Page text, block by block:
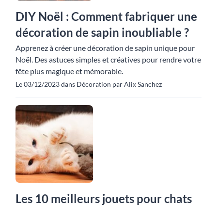
DIY Noël : Comment fabriquer une
décoration de sapin inoubliable ?
Apprenez à créer une décoration de sapin unique pour
Noël. Des astuces simples et créatives pour rendre votre
fête plus magique et mémorable.
Le 03/12/2023 dans Décoration par Alix Sanchez
Les 10 meilleurs jouets pour chats